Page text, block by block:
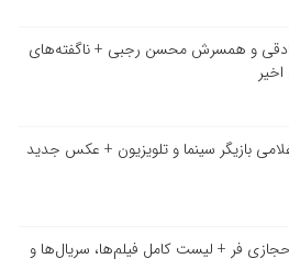
و همسرش محسن رجبی + ناگفته‌های
بازیگر سینما و تلویزیون + عکس جدید
فر + لیست کامل فیلم‌ها، سریال‌ها و